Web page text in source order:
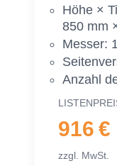
Höhe ×
850 mm
Mes­ser:
An­zahl
916 €
zzgl. MwSt.